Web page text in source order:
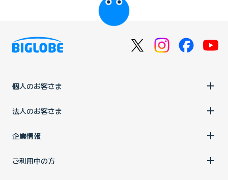
個人のお客さま
法人のお客さま
企業情報
ご利用中の方